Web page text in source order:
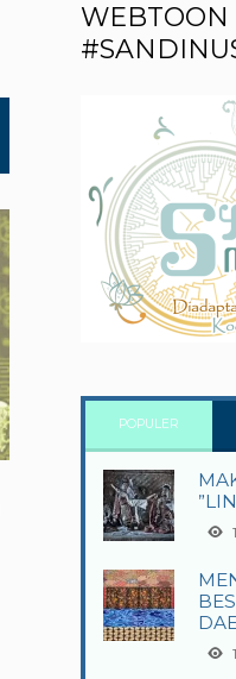
WEBTOON
POPULER